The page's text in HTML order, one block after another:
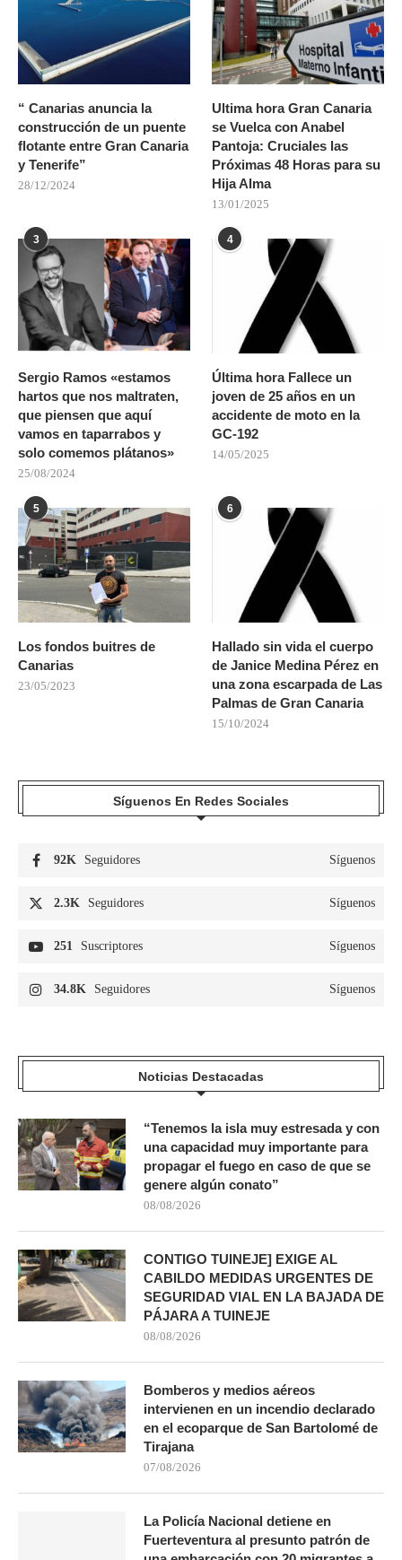
“ Canarias anuncia la
construcción de un puente
flotante entre Gran Canaria
y Tenerife”
28/12/2024
Ultima hora Gran Canaria
se Vuelca con Anabel
Pantoja: Cruciales las
Próximas 48 Horas para su
Hija Alma
13/01/2025
3
Sergio Ramos «estamos
hartos que nos maltraten,
que piensen que aquí
vamos en taparrabos y
solo comemos plátanos»
25/08/2024
4
Última hora Fallece un
joven de 25 años en un
accidente de moto en la
GC-192
14/05/2025
5
Los fondos buitres de
Canarias
23/05/2023
6
Hallado sin vida el cuerpo
de Janice Medina Pérez en
una zona escarpada de Las
Palmas de Gran Canaria
15/10/2024
Síguenos En Redes Sociales
92K Seguidores Síguenos
2.3K Seguidores Síguenos
251 Suscriptores Síguenos
34.8K Seguidores Síguenos
Noticias Destacadas
“Tenemos la isla muy estresada y con
una capacidad muy importante para
propagar el fuego en caso de que se
genere algún conato”
08/08/2026
CONTIGO TUINEJE] EXIGE AL
CABILDO MEDIDAS URGENTES DE
SEGURIDAD VIAL EN LA BAJADA DE
PÁJARA A TUINEJE
08/08/2026
Bomberos y medios aéreos
intervienen en un incendio declarado
en el ecoparque de San Bartolomé de
Tirajana
07/08/2026
La Policía Nacional detiene en
Fuerteventura al presunto patrón de